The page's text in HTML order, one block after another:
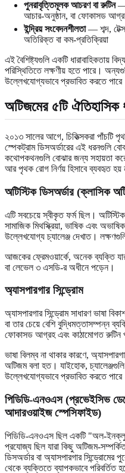
পুনরাবৃত্তিমূলক আচরণ বা রুটিন—
আচার-অনুষ্ঠান, বা ফোকাসড
ইন্দ্রিয় সংবেদনশীলতা— শব্দ,
অতিরিক্ত বা কম-প্রতিক্রিয়া
এই বৈশিষ্ট্যগুলি একটি ধারাবাহিকতায়
পরিস্থিতিতে লক্ষণীয় হতে পারে।
উল্লেখযোগ্যভাবে প্রভাবিত করতে
অটিজমের ৫টি ঐতিহাসিক
২০১৩ সালের আগে, চিকিত্সকরা পাঁচটি
স্পেকট্রাম ডিসঅর্ডারের এই ধরনগুলি
কথোপকথনগুলি বোঝার জন্য সহায়তা
আর পৃথক রোগ নির্ণয় হিসাবে ব্যবহৃত
অটিস্টিক ডিসঅর্ডার (ক্লাসিক
এটি সবচেয়ে স্বীকৃত ফর্ম ছিল। অটিস্টিক
সামাজিক মিথস্ক্রিয়া, ভাষিক এবং
উল্লেখযোগ্য চ্যালেঞ্জ দেখাত।
আজকের ফ্রেমওয়ার্কে, অনেক ব্যক্তি
বা লেভেল ৩ এসডি-র অধীনে পড়েন।
অ্যাসপারগার সিন্ড্রোম
অ্যাসপারগার সিন্ড্রোম সাধারণ ভাষা
বা তার চেয়ে বেশি বুদ্ধিমত্তাসম্পন্ন
ফোকাসড আগ্রহ এবং কাঠামোগত রুটিন
ভাষা বিলম্ব না থাকার কারণে,
অটিজম বলা হত। যাইহোক, চ্যালেঞ্জগুলি
উল্লেখযোগ্যভাবে প্রভাবিত করতে
পিডিডি-এনওএস (প্রভেইসিভ
আদারওয়াইজ স্পেসিফাইড)
পিডিডি-এনওএস ছিল একটি "অল-
প্রযোজ্য ছিল যারা কিছু অটিজম-
ডিসঅর্ডার বা অ্যাসপারগার
থেকে ব্যক্তিতে ব্যাপকভাবে পরিবর্তিত